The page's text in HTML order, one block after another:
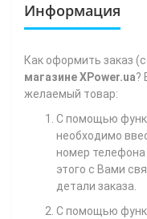
Информация
Как оформить заказ
магазине XPower.ua?
желаемый товар:
С помощью
необходимо
номер телефона
этого с Вами
детали заказа.
С помощью